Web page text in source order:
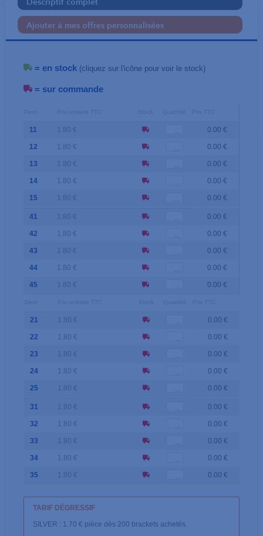
Descriptif complet
Ajouter à mes offres personnalisées
= en stock (cliquez sur l'icône pour voir le stock)
= sur commande
11 1.80 € 0.00 €
12 1.80 € 0.00 €
13 1.80 € 0.00 €
14 1.80 € 0.00 €
15 1.80 € 0.00 €
41 1.80 € 0.00 €
42 1.80 € 0.00 €
43 1.80 € 0.00 €
44 1.80 € 0.00 €
45 1.80 € 0.00 €
21 1.80 € 0.00 €
22 1.80 € 0.00 €
23 1.80 € 0.00 €
24 1.80 € 0.00 €
25 1.80 € 0.00 €
31 1.80 € 0.00 €
32 1.80 € 0.00 €
33 1.80 € 0.00 €
34 1.80 € 0.00 €
35 1.80 € 0.00 €
TARIF DÉGRESSIF
SILVER : 1.70 € pièce dès 200 brackets achetés.